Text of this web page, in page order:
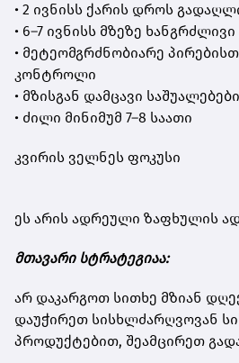
• 2 ივნისს ქარის დროს
• 6–7 ივნისს მზეზე
• მეტეომგრძნობიარე
კონტროლი
• მზისგან დამცავი
• ძილი მინიმუმ 7–8 საათი
კვირის ველნეს ფოკუსი
ეს არის ადრეული ზაფხულის
მთავარი სტრატეგიაა:
არ დაკარგოთ სითხე მზიან
დაუჭირეთ სისხლძარღვოვან
პროდუქტებით, შეამცირეთ